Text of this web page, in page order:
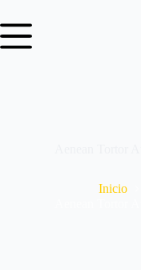
Inicio